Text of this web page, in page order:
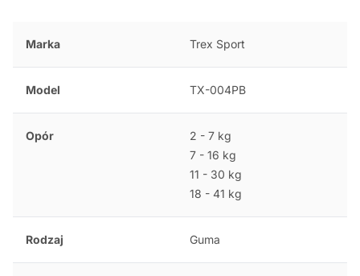
Marka Trex Sport
Model TX-004PB
Opór
2 - 7 kg
7 - 16 kg
11 - 30 kg
18 - 41 kg
Rodzaj Guma